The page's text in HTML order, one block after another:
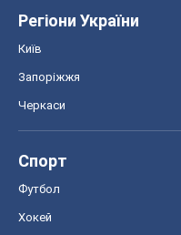
Регіони України
Київ
Запоріжжя
Черкаси
Спорт
Футбол
Хокей